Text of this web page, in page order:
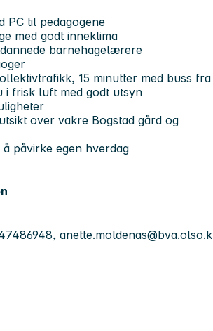
PC til pedagogene
med godt inneklima
barnehagelærere
15 minutter med buss fra
i frisk luft med godt utsyn
over vakre Bogstad gård og
påvirke egen hverdag
anette.moldenas@bva.olso.k